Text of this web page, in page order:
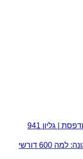
| גליון 941
המספרים המפתיעים של קריית שמונה: למה 600 דורשי